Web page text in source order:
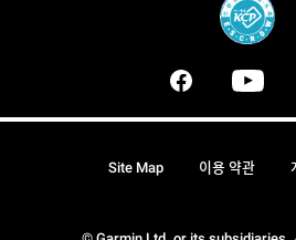
Site Map 이용 약관